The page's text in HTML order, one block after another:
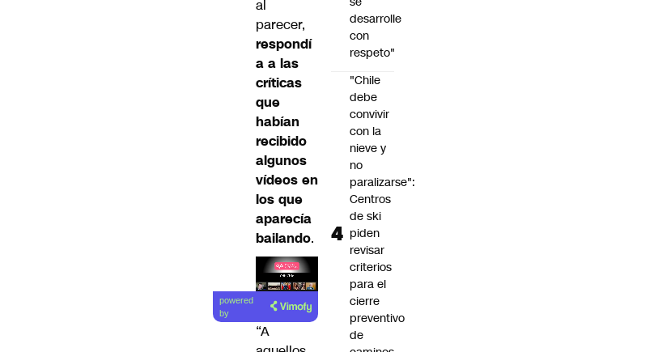
al
parecer,
respondí
a a las
críticas
que
habían
recibido
algunos
vídeos en
los que
aparecía
bailando.
Lea el
artículo
powered
by
“A
desarrolle
con
respeto"
"Chile
debe
convivir
con la
nieve y
no
paralizarse":
Centros
de ski
piden
revisar
criterios
para el
cierre
preventivo
de